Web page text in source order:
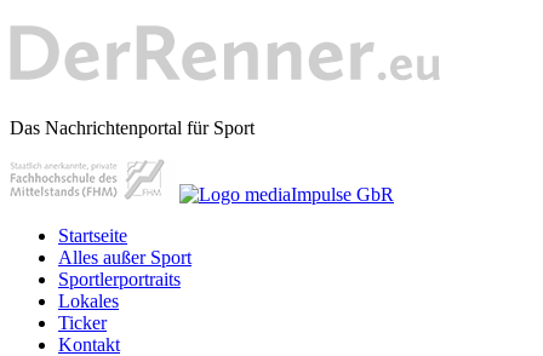
Das Nachrichtenportal für Sport
Startseite
Alles außer Sport
Sportlerportraits
Lokales
Ticker
Kontakt